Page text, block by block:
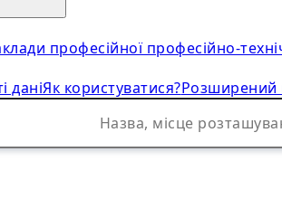
професійної професійно-
даніЯк користуватися?Розширений